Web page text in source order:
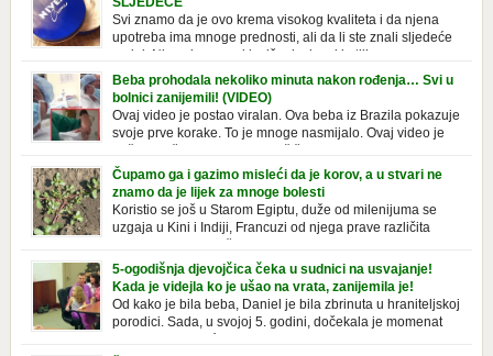
Svi znamo da je ovo krema visokog kvaliteta i da njena
upotreba ima mnoge prednosti, ali da li ste znali sljedeće
o njoj. Nivea krema u klasičnoj, plavoj kutiji,
prepoznatljivog mirisa i jednostavne formule, jeste nezamenljiv inventar
u kupatilima i muškaraca i žena. Mnogi ljudi se ne odvajaju od nje, pa je
čak nose sa […]
Beba prohodala nekoliko minuta nakon rođenja… Svi u
bolnici zanijemili! (VIDEO)
Ovaj video je postao viralan. Ova beba iz Brazila pokazuje
svoje prve korake. To je mnoge nasmijalo. Ovaj video je
baš neobičan. Ne viđamo baš često ovakve korake kod
novorođenih beba. Video je snimila babica, pregledalo ga je preko 80
miliona ljudi. Ove babice su ostale u čudu nakon što su vidjeli kako
beba želi […]
Čupamo ga i gazimo misleći da je korov, a u stvari ne
znamo da je lijek za mnoge bolesti
Koristio se još u Starom Egiptu, duže od milenijuma se
uzgaja u Kini i Indiji, Francuzi od njega prave različita
tradicionalna jela i čorbe… Jedino mi gazimo po njemu,
čupamo ga i bacamo kao korov! Tušt je jednogodišnji, ali vrlo uporan
“korov” koji, ka­da nam se jednom nastani u bašti ili dvorištu, teško ga se
5-ogodišnja djevojčica čeka u sudnici na usvajanje!
Kada je videjla ko je ušao na vrata, zanijemila je!
Od kako je bila beba, Daniel je bila zbrinuta u hraniteljskoj
porodici. Sada, u svojoj 5. godini, dočekala je momenat